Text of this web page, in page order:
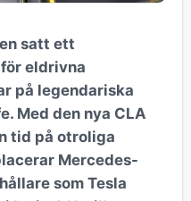
satt ett
eldrivna
på legendariska
Med den nya CLA
tid på otroliga
Mercedes-
som Tesla